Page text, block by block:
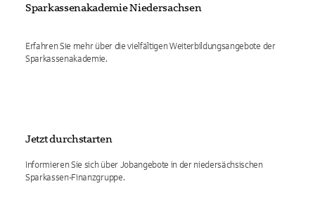
Sparkassenakademie Niedersachsen
Erfahren Sie mehr über die vielfältigen Weiterbildungsangebote der
Sparkassenakademie.
Jetzt durchstarten
Informieren Sie sich über Jobangebote in der niedersächsischen
Sparkassen-Finanzgruppe.